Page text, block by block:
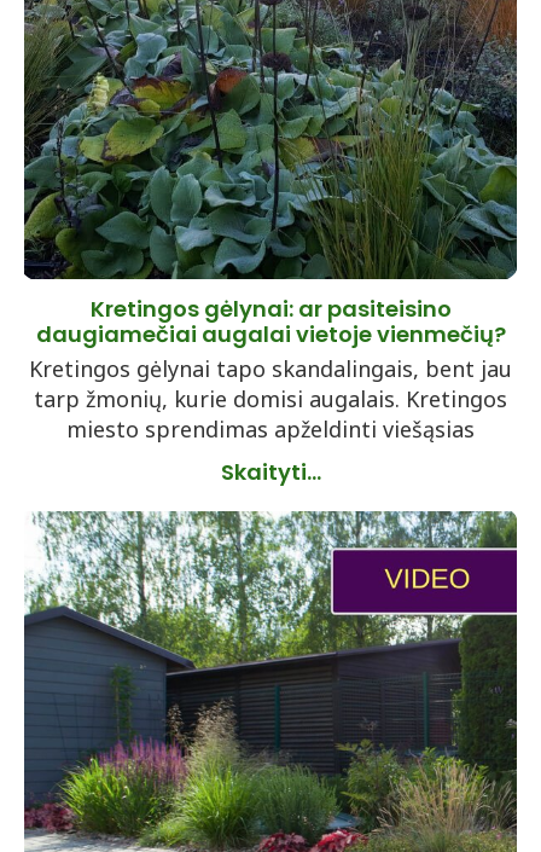
Kretingos gėlynai: ar pasiteisino
daugiamečiai augalai vietoje vienmečių?
Kretingos gėlynai tapo skandalingais, bent jau
tarp žmonių, kurie domisi augalais. Kretingos
miesto sprendimas apželdinti viešąsias
Skaityti...